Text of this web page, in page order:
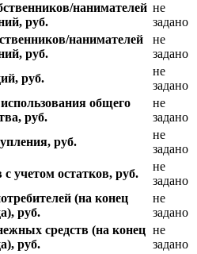
нанимателей
руб.
не
задано
нанимателей
руб.
не
задано
руб.
не
задано
общего
руб.
не
задано
руб.
не
задано
учетом остатков, руб.
не
задано
(на конец
руб.
не
задано
средств (на конец
руб.
не
задано